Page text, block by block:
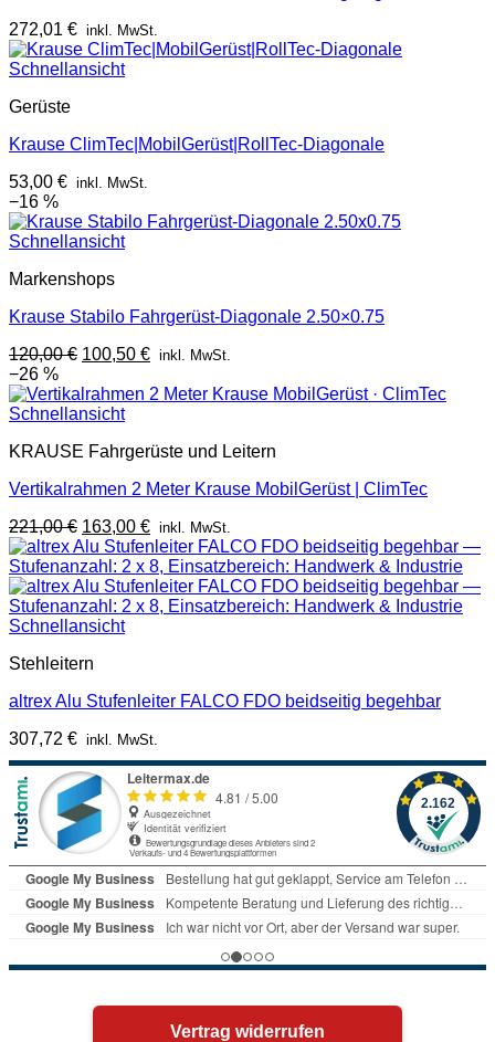
272,01 € inkl. MwSt.
Schnellansicht
Gerüste
Krause ClimTec|MobilGerüst|RollTec-Diagonale
53,00 € inkl. MwSt.
−16 %
Schnellansicht
Markenshops
Krause Stabilo Fahrgerüst-Diagonale 2.50×0.75
120,00€ Ursprünglicher
war:
120,00 €
100,50 €Aktueller
ist:
inkl. MwSt.
−26 %
Schnellansicht
KRAUSE Fahrgerüste und Leitern
Vertikalrahmen 2 Meter Krause MobilGerüst | ClimTec
221,00€ Ursprünglicher
Preis
war:
221,00 €
163,00 €Aktueller
Preis
ist:
163,00 €.
inkl. MwSt.
Schnellansicht
Stehleitern
altrex Alu Stufenleiter FALCO FDO beidseitig begehbar
307,72 € inkl. MwSt.
Vertrag widerrufen